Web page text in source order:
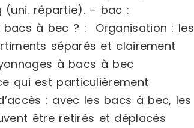
(uni. répartie). – bac :
bacs à bec ? : Organisation : les
séparés et clairement
à bacs à bec
qui est particulièrement
: avec les bacs à bec, les
être retirés et déplacés